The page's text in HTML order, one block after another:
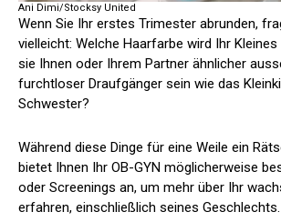
Ani Dimi/Stocksy United
Wenn Sie Ihr erstes Trimester abrunden,
vielleicht: Welche Haarfarbe wird Ihr Kleines
sie Ihnen oder Ihrem Partner ähnlicher
furchtloser Draufgänger sein wie das
Schwester?
Während diese Dinge für eine Weile ein
bietet Ihnen Ihr OB-GYN möglicherweise
oder Screenings an, um mehr über Ihr
erfahren, einschließlich seines Geschlechts.